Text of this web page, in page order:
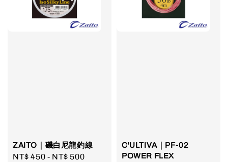
ZAITO｜磯白尼龍釣線
Regular
NT$ 450 - NT$ 500
C'ULTIVA｜PF-02
POWER FLEX